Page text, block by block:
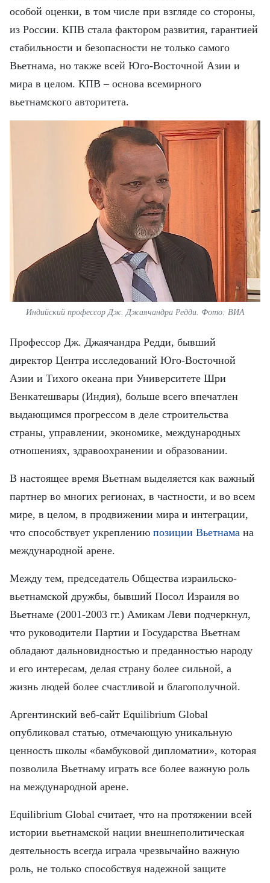
особой оценки, в том числе при взгляде со стороны,
из России. КПВ стала фактором развития, гарантией
стабильности и безопасности не только самого
Вьетнама, но также всей Юго-Восточной Азии и
мира в целом. КПВ – основа всемирного
вьетнамского авторитета.
Индийский профессор Дж. Джаячандра Редди. Фото: ВИА
Профессор Дж. Джаячандра Редди, бывший
директор Центра исследований Юго-Восточной
Азии и Тихого океана при Университете Шри
Венкатешвары (Индия), больше всего впечатлен
выдающимся прогрессом в деле строительства
страны, управлении, экономике, международных
отношениях, здравоохранении и образовании.
В настоящее время Вьетнам выделяется как важный
партнер во многих регионах, в частности, и во всем
мире, в целом, в продвижении мира и интеграции,
что способствует укреплению позиции Вьетнама на
международной арене.
Между тем, председатель Общества израильско-
вьетнамской дружбы, бывший Посол Израиля во
Вьетнаме (2001-2003 гг.) Амикам Леви подчеркнул,
что руководители Партии и Государства Вьетнам
обладают дальновидностью и преданностью народу
и его интересам, делая страну более сильной, а
жизнь людей более счастливой и благополучной.
Аргентинский веб-сайт Equilibrium Global
опубликовал статью, отмечающую уникальную
ценность школы «бамбуковой дипломатии», которая
позволила Вьетнаму играть все более важную роль
на международной арене.
Equilibrium Global считает, что на протяжении всей
истории вьетнамской нации внешнеполитическая
деятельность всегда играла чрезвычайно важную
роль, не только способствуя надежной защите